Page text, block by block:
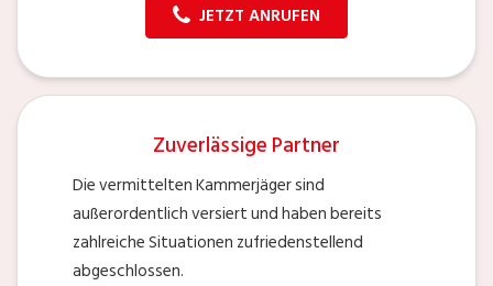
JETZT ANRUFEN
Zuverlässige Partner
Die vermittelten Kammerjäger sind
außerordentlich versiert und haben bereits
zahlreiche Situationen zufriedenstellend
abgeschlossen.